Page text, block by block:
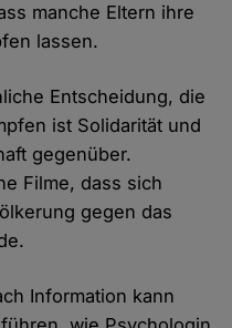
manche Eltern ihre
lassen.
Entscheidung, die
ist Solidarität und
gegenüber.
Filme, dass sich
gegen das
Information kann